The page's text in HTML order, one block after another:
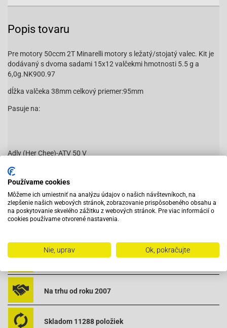
Popis tovaru
Pre motory 50ccm 2T Minarelli motory s ležatý/stojatý valec. Kit je
dodávaný s dvoma sadami 15x12 valčekmi hmotnosti 5.5 g a
6,0g.NK900.97
dĺžka valčeka 38mm celkový priemer:95mm
Pasuje na:
Adly (Her Chee)-ATV 50 V
Adly (Her Chee)-TB 50 (Thunder Bike)
Aeon-Cobra 50
Aeon-Minikolt 50
Aeon-Revo 50
Aeon-Revo II 50
Aprilia-Amico 50 (93-)
Aprilia-Amico 50 GL
Aprilia-Area 51
Aprilia-Gulliver 50 AC
Aprilia-Gulliver 50 LC
Aprilia-Rally 50 AC
Aprilia-Rally 50 LC
Čítať viac
Na trhu od roku 2007
Skladom 11288 položiek
Používame cookies
Môžeme ich umiestniť na analýzu údajov o našich návštevníkoch, na
zlepšenie našich webových stránok, zobrazovanie prispôsobeného obsahu a
na poskytovanie skvelého zážitku z webových stránok. Pre viac informácií o
cookies používame otvorené nastavenia.
Nie, uprav Ok, pokračujte